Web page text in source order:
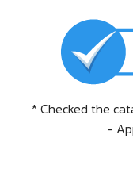
* Checked the
-